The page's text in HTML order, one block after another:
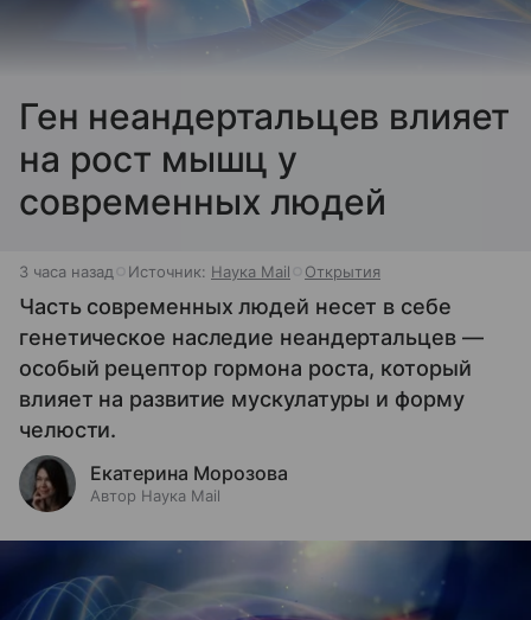
Ген неандертальцев влияет
на рост мышц у
современных людей
3 часа назад Источник: Наука Mail Открытия
Часть современных людей несет в себе
генетическое наследие неандертальцев —
особый рецептор гормона роста, который
влияет на развитие мускулатуры и форму
челюсти.
Екатерина Морозова
Автор Наука Mail